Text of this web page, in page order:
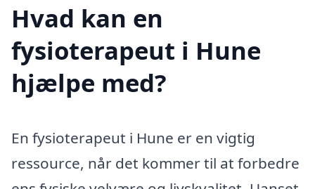
Hvad kan en
fysioterapeut i Hune
hjælpe med?
En fysioterapeut i Hune er en vigtig
ressource, når det kommer til at forbedre